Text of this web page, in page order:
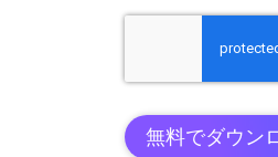
無料でダウン